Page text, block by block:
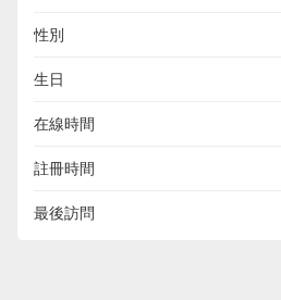
性別
生日
在線時間
註冊時間
最後訪問